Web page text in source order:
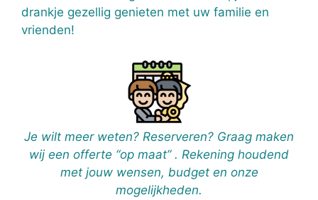
drankje gezellig genieten met uw familie en
vrienden!
Je wilt meer weten? Reserveren? Graag maken
wij een offerte “op maat” . Rekening houdend
met jouw wensen, budget en onze
mogelijkheden.